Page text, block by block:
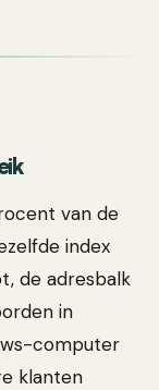
van de
index
de adresbalk
in
computer
klanten